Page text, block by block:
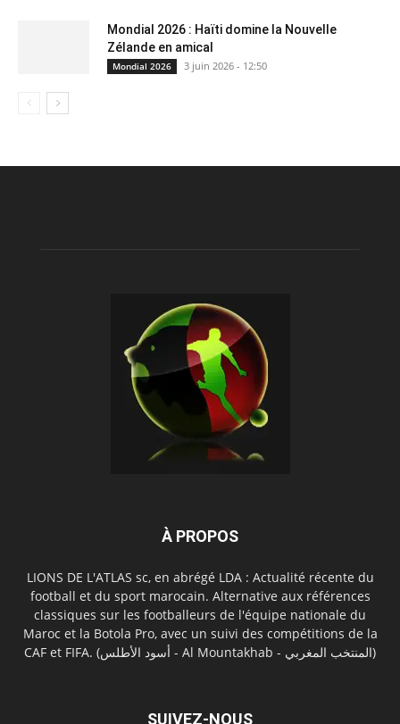
Mondial 2026 : Haïti domine la Nouvelle
Zélande en amical
Mondial 2026 3 juin 2026 - 12:50
À PROPOS
LIONS DE L'ATLAS sc, en abrégé LDA : Actualité récente du
football et du sport marocain. Alternative aux références
classiques sur les footballeurs de l'équipe nationale du
Maroc et la Botola Pro, avec un suivi des compétitions de la
CAF et FIFA. (أسود الأطلس - Al Mountakhab - المنتخب المغربي)
SUIVEZ-NOUS